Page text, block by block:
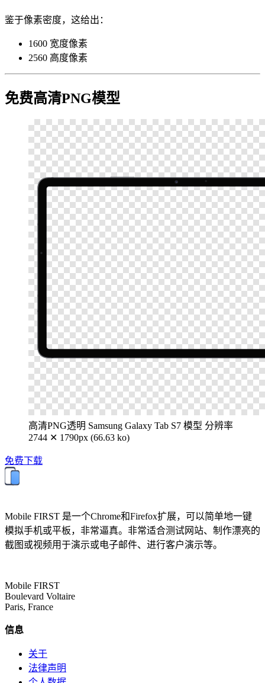
鉴于像素密度，这给出：
1600 宽度像素
2560 高度像素
免费高清PNG模型
高清PNG透明 Samsung Galaxy Tab S7 模型 分辨率
2744 ✕ 1790px (66.63 ko)
免费下载
Mobile FIRST 是一个Chrome和Firefox扩展，可以简单地一键
模拟手机或平板，非常逼真。非常适合测试网站、制作漂亮的
截图或视频用于演示或电子邮件、进行客户演示等。
Mobile FIRST
Boulevard Voltaire
Paris, France
信息
关于
法律声明